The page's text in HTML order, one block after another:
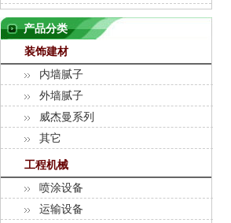
产品分类
装饰建材
内墙腻子
外墙腻子
威杰曼系列
其它
工程机械
喷涂设备
运输设备